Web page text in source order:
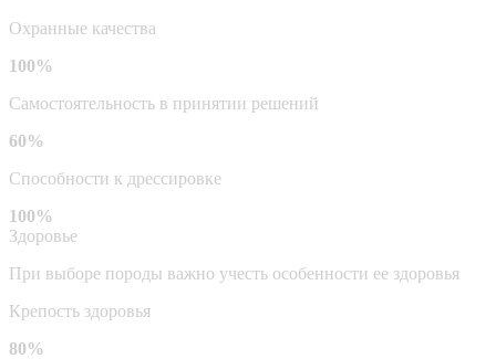
Охранные качества
100%
Самостоятельность в принятии решений
60%
Способности к дрессировке
100%
Здоровье
При выборе породы важно учесть особенности ее здоровья
Крепость здоровья
80%